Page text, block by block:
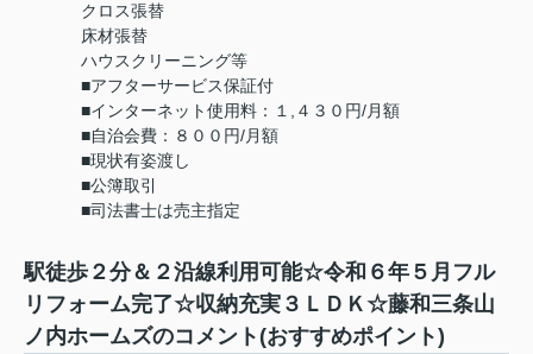
クロス張替
床材張替
ハウスクリーニング等
■アフターサービス保証付
■インターネット使用料：１,４３０円/月額
■自治会費：８００円/月額
■現状有姿渡し
■公簿取引
■司法書士は売主指定
駅徒歩２分＆２沿線利用可能☆令和６年５月フル
リフォーム完了☆収納充実３ＬＤＫ☆藤和三条山
ノ内ホームズのコメント(おすすめポイント)